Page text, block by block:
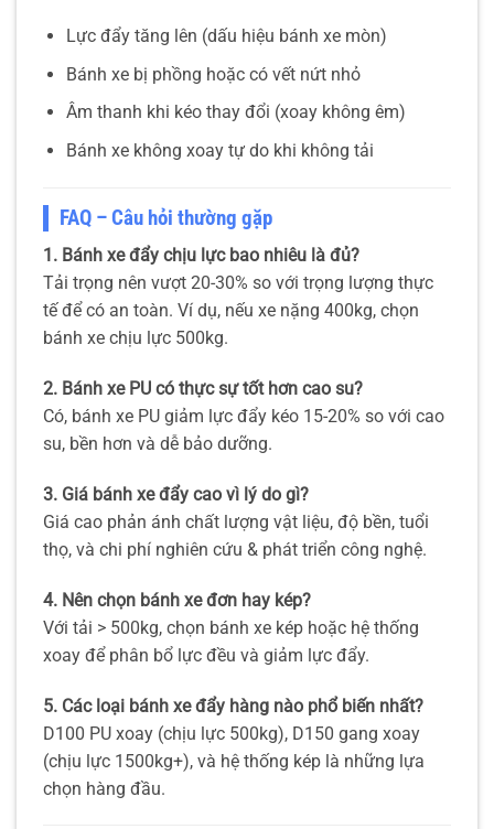
Lực đẩy tăng lên (dấu hiệu bánh xe mòn)
Bánh xe bị phồng hoặc có vết nứt nhỏ
Âm thanh khi kéo thay đổi (xoay không êm)
Bánh xe không xoay tự do khi không tải
FAQ – Câu hỏi thường gặp
1. Bánh xe đẩy chịu lực bao nhiêu là đủ?
Tải trọng nên vượt 20-30% so với trọng lượng thực
tế để có an toàn. Ví dụ, nếu xe nặng 400kg, chọn
bánh xe chịu lực 500kg.
2. Bánh xe PU có thực sự tốt hơn cao su?
Có, bánh xe PU giảm lực đẩy kéo 15-20% so với cao
su, bền hơn và dễ bảo dưỡng.
3. Giá bánh xe đẩy cao vì lý do gì?
Giá cao phản ánh chất lượng vật liệu, độ bền, tuổi
thọ, và chi phí nghiên cứu & phát triển công nghệ.
4. Nên chọn bánh xe đơn hay kép?
Với tải > 500kg, chọn bánh xe kép hoặc hệ thống
xoay để phân bổ lực đều và giảm lực đẩy.
5. Các loại bánh xe đẩy hàng nào phổ biến nhất?
D100 PU xoay (chịu lực 500kg), D150 gang xoay
(chịu lực 1500kg+), và hệ thống kép là những lựa
chọn hàng đầu.